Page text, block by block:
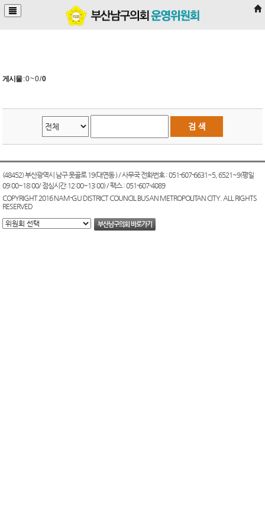
본문바로가기
게시물:0 ~ 0/0
(48452) 부산광역시 남구 못골로 19(대연동 ) / 사무국 전화번호 : 051-607-6631~5, 6521~9(평일
09:00~18:00/ 점심시간:12:00~13:00) / 팩스 : 051-607-4089
COPYRIGHT 2016 NAM-GU DISTRICT COUNCIL BUSAN METROPOLITAN CITY. ALL RIGHTS
RESERVED
부산남구의회 바로가기